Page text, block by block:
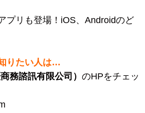
プリも登場！iOS、Androidのど
りたい人は…
務諮訊有限公司） のHPをチェッ